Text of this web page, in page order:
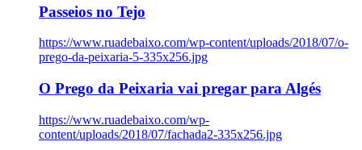
Passeios no Tejo
https://www.ruadebaixo.com/wp-content/uploads/2018/07/o-
prego-da-peixaria-5-335x256.jpg
O Prego da Peixaria vai pregar para Algés
https://www.ruadebaixo.com/wp-
content/uploads/2018/07/fachada2-335x256.jpg